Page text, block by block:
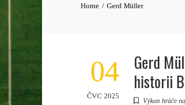
Home Gerd Müller
04
ČVC 2025
Gerd
historii
Výkon hráče